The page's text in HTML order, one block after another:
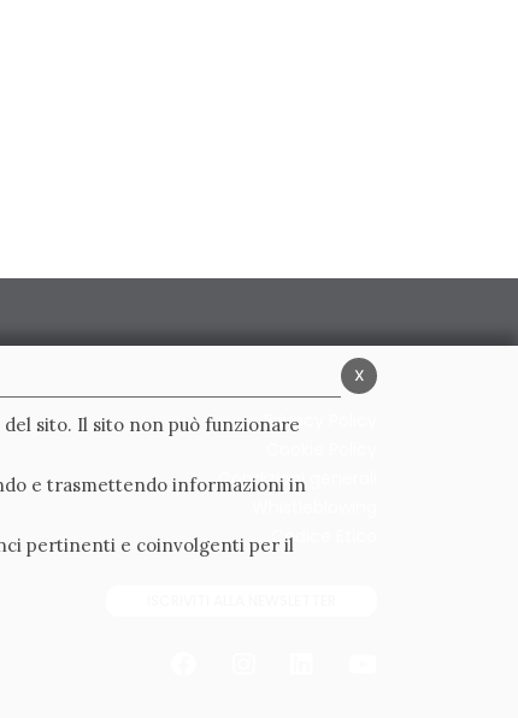
Privacy Policy
Condizioni generali
Codice Etico
x
sito. Il sito non può funzionare
e trasmettendo informazioni in
pertinenti e coinvolgenti per il